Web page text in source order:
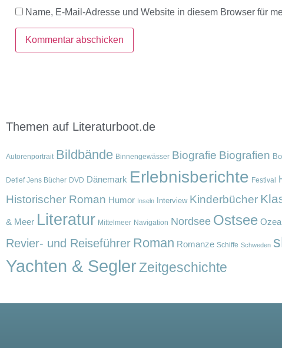
Name, E-Mail-Adresse und Website in diesem Browser für
Themen auf Literaturboot.de
Autorenportrait Bildbände Binnengewässer Biografie Biografien
Detlef Jens Bücher DVD Dänemark Erlebnisberichte Festival
Historischer Roman Humor Inseln Interview Kinderbücher
& Meer Literatur Mittelmeer Navigation Nordsee Ostsee
Revier- und Reiseführer Roman Romanze Schiffe Schweden
Yachten & SeglerZeitgeschichte